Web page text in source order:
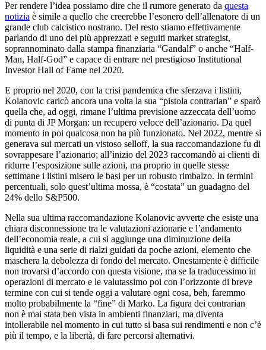
Per rendere l’idea possiamo dire che il rumore generato da questa
notizia è simile a quello che creerebbe l’esonero dell’allenatore di un
grande club calcistico nostrano. Del resto stiamo effettivamente
parlando di uno dei più apprezzati e seguiti market strategist,
soprannominato dalla stampa finanziaria “Gandalf” o anche “Half-
Man, Half-God” e capace di entrare nel prestigioso Institutional
Investor Hall of Fame nel 2020.
E proprio nel 2020, con la crisi pandemica che sferzava i listini,
Kolanovic caricò ancora una volta la sua “pistola contrarian” e sparò
quella che, ad oggi, rimane l’ultima previsione azzeccata dell’uomo
di punta di JP Morgan: un recupero veloce dell’azionario. Da quel
momento in poi qualcosa non ha più funzionato. Nel 2022, mentre si
generava sui mercati un vistoso selloff, la sua raccomandazione fu di
sovrappesare l’azionario; all’inizio del 2023 raccomandò ai clienti di
ridurre l’esposizione sulle azioni, ma proprio in quelle stesse
settimane i listini misero le basi per un robusto rimbalzo. In termini
percentuali, solo quest’ultima mossa, è “costata” un guadagno del
24% dello S&P500.
Nella sua ultima raccomandazione Kolanovic avverte che esiste una
chiara disconnessione tra le valutazioni azionarie e l’andamento
dell’economia reale, a cui si aggiunge una diminuzione della
liquidità e una serie di rialzi guidati da poche azioni, elemento che
maschera la debolezza di fondo del mercato. Onestamente è difficile
non trovarsi d’accordo con questa visione, ma se la traducessimo in
operazioni di mercato e le valutassimo poi con l’orizzonte di breve
termine con cui si tende oggi a valutare ogni cosa, beh, faremmo
molto probabilmente la “fine” di Marko. La figura dei contrarian
non è mai stata ben vista in ambienti finanziari, ma diventa
intollerabile nel momento in cui tutto si basa sui rendimenti e non c’è
più il tempo, e la libertà, di fare percorsi alternativi.